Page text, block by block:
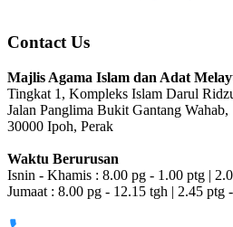
Contact Us
Majlis Agama Islam dan Adat
Tingkat 1, Kompleks Islam Darul
Jalan Panglima Bukit Gantang Wahab,
30000 Ipoh, Perak
Waktu Berurusan
Isnin - Khamis : 8.00 pg - 1.00 ptg |
Jumaat : 8.00 pg - 12.15 tgh | 2.45 ptg